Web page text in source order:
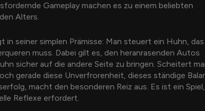
Gameplay machen es zu einem beliebten
Alters.
in seiner simplen Prämisse: Man steuert ein Huhn,
muss. Dabei gilt es, den heranrasenden Autos
sicher auf die andere Seite zu bringen. Scheitert
gerade diese Unverfrorenheit, dieses ständige
macht den besonderen Reiz aus. Es ist ein
Reflexe erfordert.